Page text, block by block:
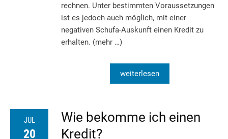
rechnen. Unter bestimmten Voraussetzungen
ist es jedoch auch möglich, mit einer
negativen Schufa-Auskunft einen Kredit zu
erhalten. (mehr …)
weiterlesen
JUL
20
Wie bekomme ich einen
Kredit?